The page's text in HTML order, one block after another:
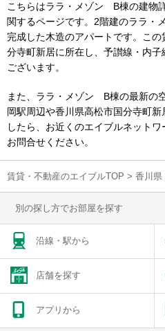
こちらはララ・メゾン B棟の建物
関するページです。2階建のララ
完成した木造のアパートです。こ
分寺町新居に所在し、予讃線・内
ございます。
また、ララ・メゾン B棟の最新の
岡駅周辺や香川県高松市国分寺町
したら、お近くのエイブルネット
お問合せください。
賃貸・不動産のエイブルTOP > 香川県
別の探し方でお部屋を探す
沿線・駅から
店舗を探す
アプリから